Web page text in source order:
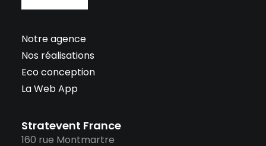
Notre agence
Nos réalisations
Eco conception
La Web App
Stratevent France
160 rue Montmartre